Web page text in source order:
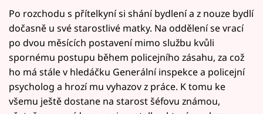
Po rozchodu s přítelkyní si shání bydlení a z nouze bydlí
dočasně u své starostlivé matky. Na oddělení se vrací
po dvou měsících postavení mimo službu kvůli
spornému postupu během policejního zásahu, za což
ho má stále v hledáčku Generální inspekce a policejní
psycholog a hrozí mu vyhazov z práce. K tomu ke
všemu ještě dostane na starost šéfovu známou,